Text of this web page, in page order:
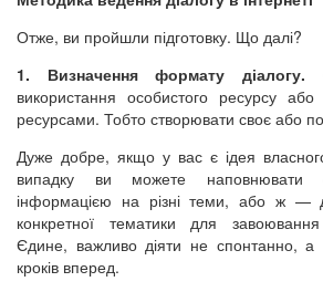
Отже, ви пройшли підготовку. Що далі?
1. Визначення формату діалогу.
використання особистого ресурсу
ресурсами. Тобто створювати своє або
Дуже добре, якщо у вас є ідея
випадку ви можете наповнювати
інформацією на різні теми, або ж —
конкретної тематики для завоювання
Єдине, важливо діяти не спонтанно, а
кроків вперед.